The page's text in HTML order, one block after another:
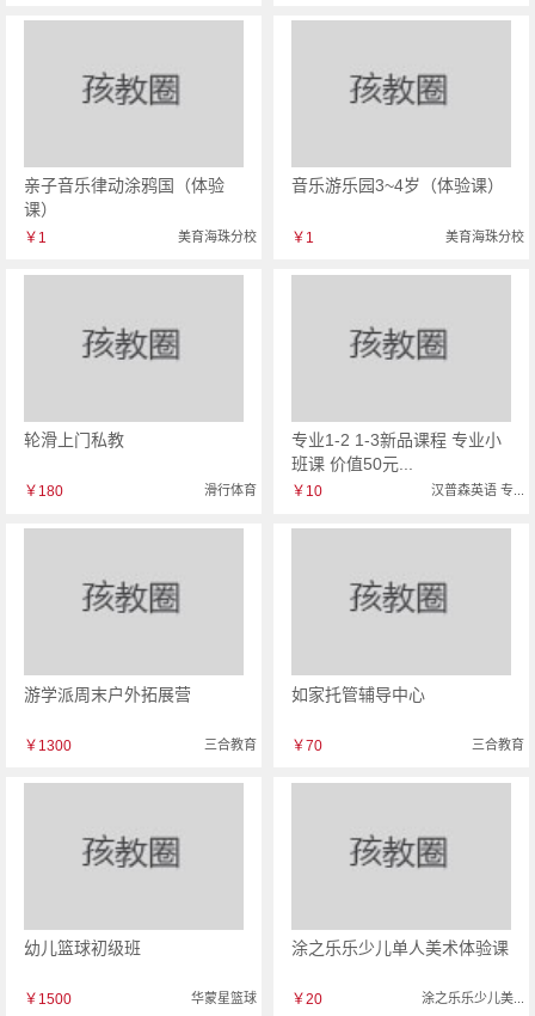
亲子音乐律动涂鸦国（体验
课）
￥1 美育海珠分校
音乐游乐园3~4岁（体验课）
￥1 美育海珠分校
轮滑上门私教
￥180 滑行体育
专业1-2 1-3新品课程 专业小
班课 价值50元...
￥10 汉普森英语 专...
游学派周末户外拓展营
￥1300 三合教育
如家托管辅导中心
￥70 三合教育
幼儿篮球初级班
￥1500 华蒙星篮球
涂之乐乐少儿单人美术体验课
￥20 涂之乐乐少儿美...